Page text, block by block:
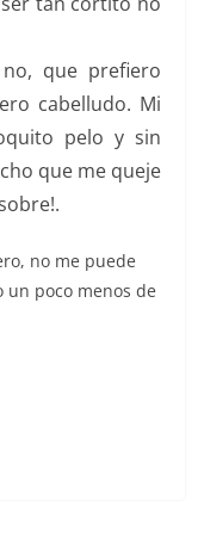
que prefiero
cabelludo. Mi
pelo y sin
que me queje
no me puede
un poco menos de